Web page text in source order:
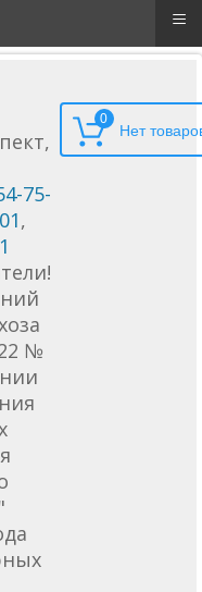
75-
,
№
0
≡